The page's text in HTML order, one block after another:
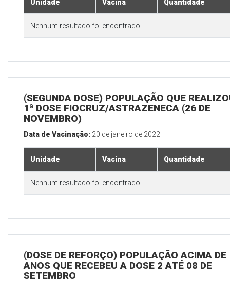
Unidade Vacina Quantidade
Nenhum resultado foi encontrado.
(SEGUNDA DOSE) POPULAÇÃO QUE
1ª DOSE FIOCRUZ/ASTRAZENECA (26 DE
NOVEMBRO)
Data de Vacinação: 20 de janeiro de 2022
Unidade Vacina Quantidade
Nenhum resultado foi encontrado.
(DOSE DE REFORÇO) POPULAÇÃO ACIMA DE
ANOS QUE RECEBEU A DOSE 2 ATÉ 08 DE
SETEMBRO